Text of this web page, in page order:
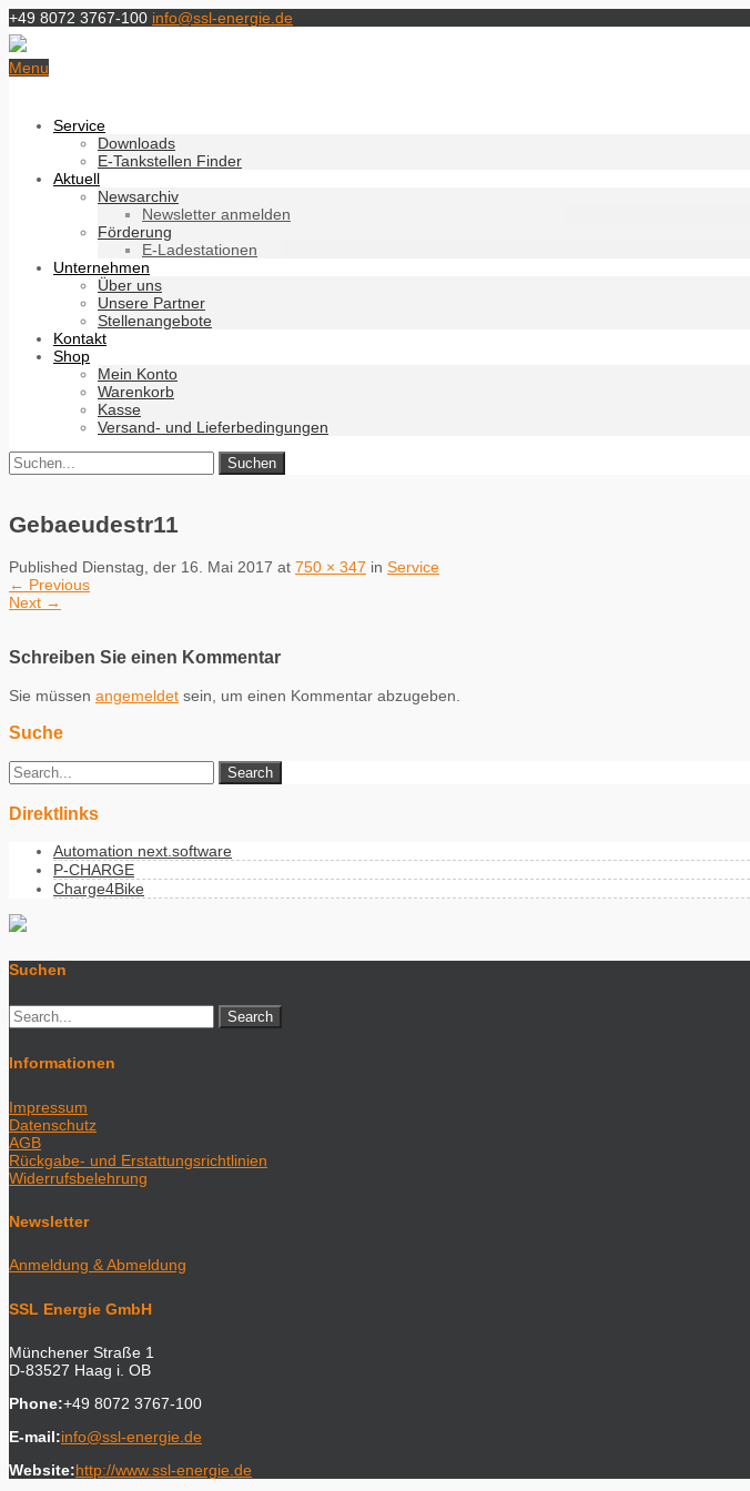
+49 8072 3767-100 info@ssl-energie.de
Menu
Service
Downloads
E-Tankstellen Finder
Aktuell
Newsarchiv
Newsletter anmelden
Förderung
E-Ladestationen
Unternehmen
Über uns
Unsere Partner
Stellenangebote
Kontakt
Shop
Mein Konto
Warenkorb
Kasse
Versand- und Lieferbedingungen
Gebaeudestr11
Published Dienstag, der 16. Mai 2017 at 750 × 347 in Service
← Previous
Next →
Schreiben Sie einen Kommentar
Sie müssen angemeldet sein, um einen Kommentar abzugeben.
Suche
Direktlinks
Automation next.software
P-CHARGE
Charge4Bike
Suchen
Informationen
Impressum
Datenschutz
AGB
Rückgabe- und Erstattungsrichtlinien
Widerrufsbelehrung
Newsletter
Anmeldung & Abmeldung
SSL Energie GmbH
Münchener Straße 1
D-83527 Haag i. OB
Phone:+49 8072 3767-100
E-mail:info@ssl-energie.de
Website:http://www.ssl-energie.de